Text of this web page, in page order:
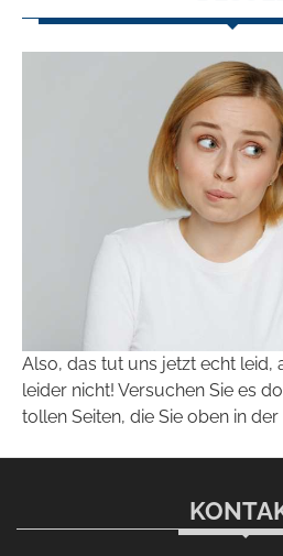
Also, das tut uns jetzt echt leid,
leider nicht! Versuchen Sie es
tollen Seiten, die Sie oben in